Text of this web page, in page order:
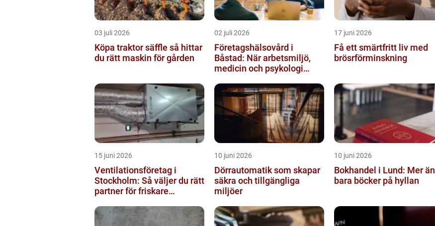
03 juli 2026
Köpa traktor säffle så hittar
du rätt maskin för gården
02 juli 2026
Företagshälsovård i
Båstad: När arbetsmiljö,
medicin och psykologi
17 juni 2026
Få ett smärtfritt liv med
brösrförminskning
15 juni 2026
Ventilationsföretag i
Stockholm: Så väljer du rätt
partner för friskare
10 juni 2026
Dörrautomatik som skapar
säkra och tillgängliga
miljöer
10 juni 2026
Bokhandel i Lund: Mer än
bara böcker på hyllan